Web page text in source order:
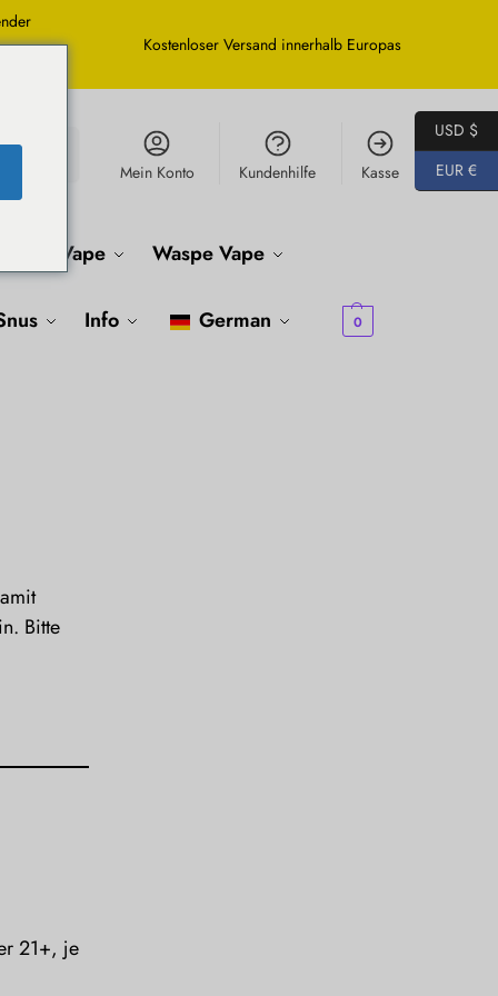
Kostenloser Versand innerhalb Europas
Mein Konto Kundenhilfe Kasse
Vape Waspe Vape
Info German 0
Bitte
21+, je
USD $
EUR €